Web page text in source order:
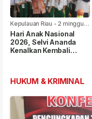
Kepulauan Riau - 2 minggu
yang lalu
Hari Anak Nasional
2026, Selvi Ananda
Kenalkan Kembali
HUKUM & KRIMINAL